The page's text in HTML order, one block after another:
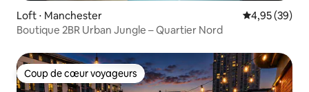
Loft ⋅ Manchester Évaluation
4,95 (39)
Boutique 2BR Urban Jungle – Quartier Nord
Coup de cœur voyageurs
Coup de cœur voyageurs